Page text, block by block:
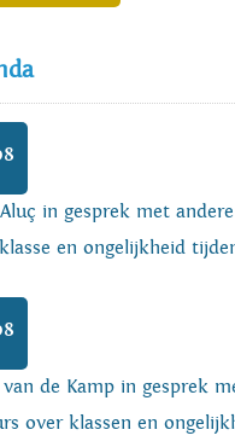
in gesprek met
en ongelijkheid
de Kamp in gesprek
over klassen en